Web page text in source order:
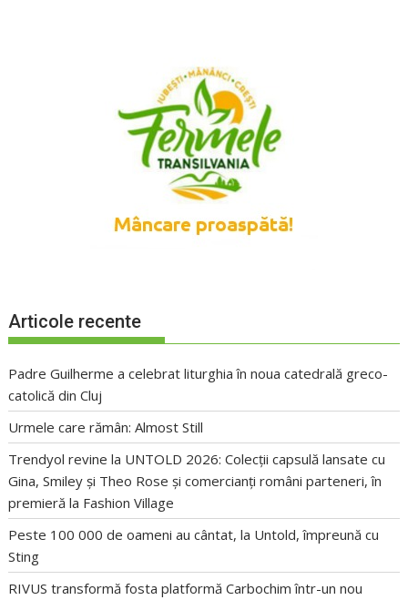
Articole recente
Padre Guilherme a celebrat liturghia în noua catedrală greco-
catolică din Cluj
Urmele care rămân: Almost Still
Trendyol revine la UNTOLD 2026: Colecții capsulă lansate cu
Gina, Smiley și Theo Rose și comercianți români parteneri, în
premieră la Fashion Village
Peste 100 000 de oameni au cântat, la Untold, împreună cu
Sting
RIVUS transformă fosta platformă Carbochim într-un nou